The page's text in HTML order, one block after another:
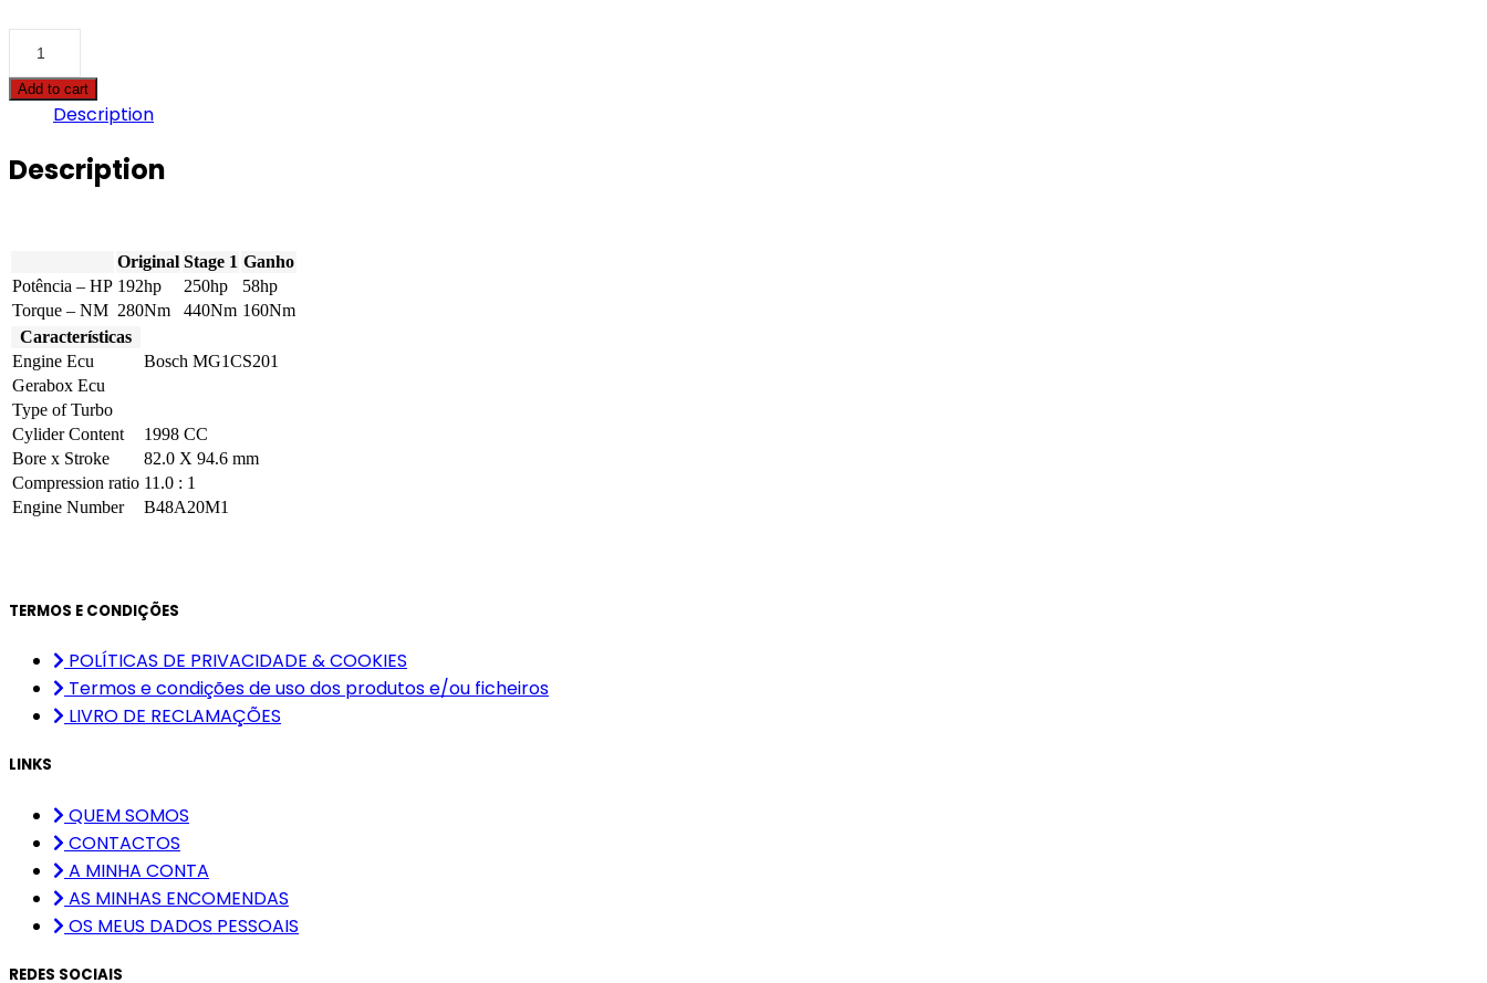
X1
-
xDrive20i
quantity
Add to cart
Description
Description
Original Stage 1 Ganho
Potência – HP 192hp 250hp
58hp
Torque – NM 280Nm 440Nm 160Nm
Características
Engine Ecu
Bosch MG1CS201
Gerabox Ecu
Type of Turbo
Cylider Content
1998 CC
Bore x Stroke
82.0 X 94.6 mm
Compression ratio 11.0 : 1
Engine Number
B48A20M1
TERMOS E CONDIÇÕES
POLÍTICAS DE PRIVACIDADE & COOKIES
Termos e condições de uso dos produtos e/ou ficheiros
LIVRO DE RECLAMAÇÕES
LINKS
QUEM SOMOS
CONTACTOS
A MINHA CONTA
AS MINHAS ENCOMENDAS
OS MEUS DADOS PESSOAIS
REDES SOCIAIS